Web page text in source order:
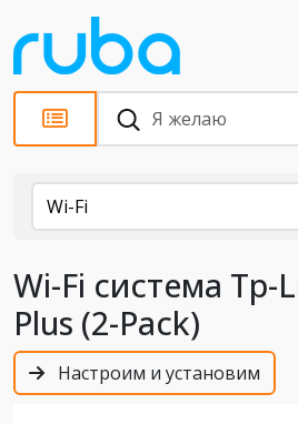
Каталог
Wi-Fi
Wi-Fi система Tp-
Plus (2-Pack)
Настроим и установим